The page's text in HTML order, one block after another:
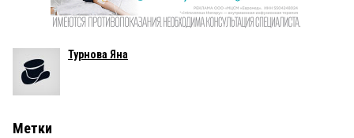
Турнова Яна
Метки